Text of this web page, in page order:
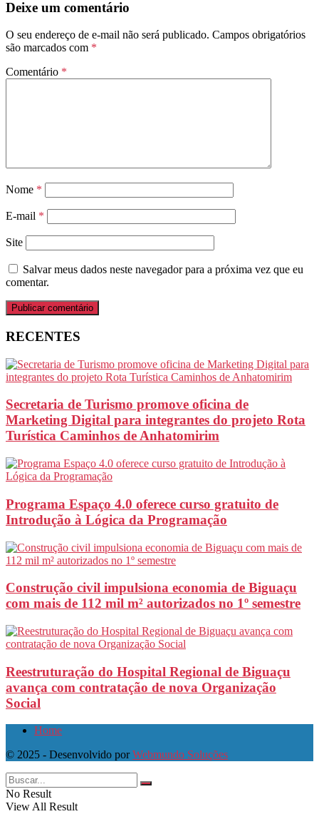
Deixe um comentário
O seu endereço de e-mail não será publicado. Campos obrigatórios
são marcados com *
Comentário *
Nome *
E-mail *
Site
Salvar meus dados neste navegador para a próxima vez que eu
comentar.
RECENTES
Secretaria de Turismo promove oficina de
Marketing Digital para integrantes do projeto Rota
Turística Caminhos de Anhatomirim
Programa Espaço 4.0 oferece curso gratuito de
Introdução à Lógica da Programação
Construção civil impulsiona economia de Biguaçu
com mais de 112 mil m² autorizados no 1º semestre
Reestruturação do Hospital Regional de Biguaçu
avança com contratação de nova Organização
Social
Home
© 2025 - Desenvolvido porWebmundo Soluções
No Result
View All Result